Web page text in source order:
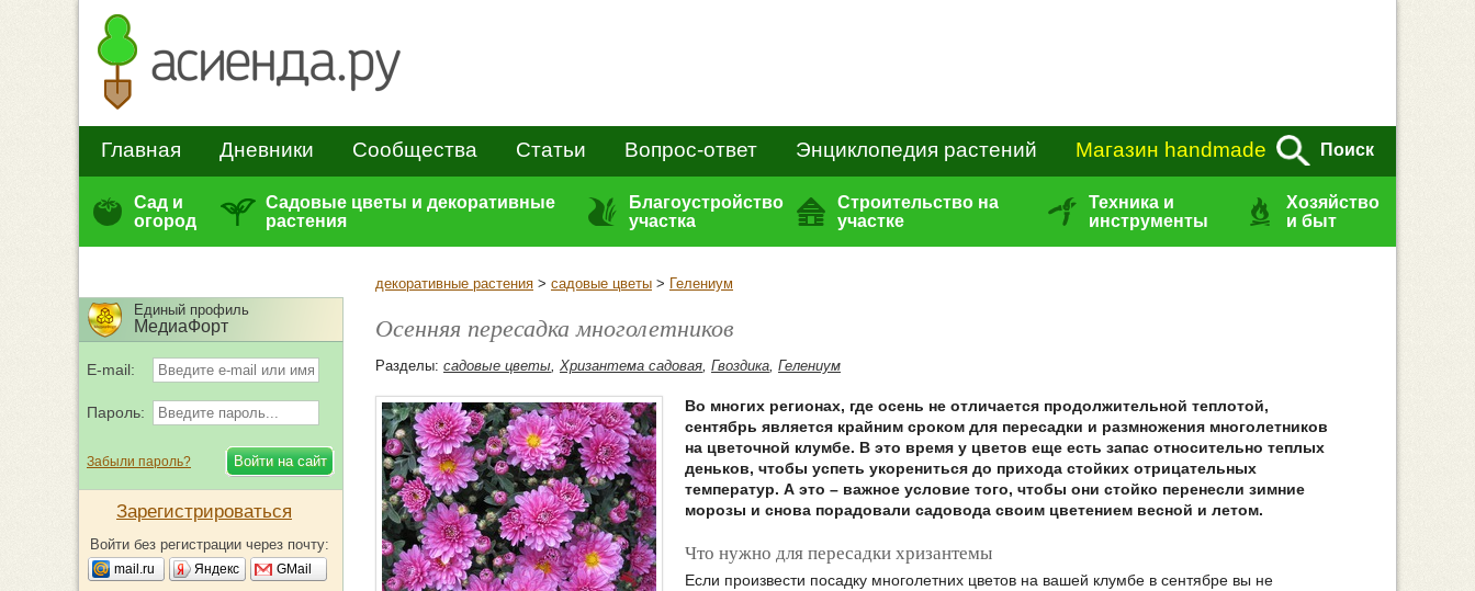
Главная Дневники Сообщества Статьи Вопрос-ответ Энциклопедия растений Магазин handmade Поиск
Сад и
огород
Садовые цветы и декоративные
растения
Благоустройство
участка
Строительство на
участке
Техника и
инструменты
Хозяйство
и быт
декоративные растения > садовые цветы > Гелениум
Осенняя пересадка многолетников
Разделы: садовые цветы, Хризантема садовая, Гвоздика, Гелениум
Во многих регионах, где осень не отличается продолжительной теплотой,
сентябрь является крайним сроком для пересадки и размножения многолетников
на цветочной клумбе. В это время у цветов еще есть запас относительно теплых
деньков, чтобы успеть укорениться до прихода стойких отрицательных
температур. А это – важное условие того, чтобы они стойко перенесли зимние
морозы и снова порадовали садовода своим цветением весной и летом.
Что нужно для пересадки хризантемы
Если произвести посадку многолетних цветов на вашей клумбе в сентябре вы не
Единый профиль
МедиаФорт
E-mail:
Пароль:
Забыли пароль?
Зарегистрироваться
Войти без регистрации через почту:
mail.ru Яндекс GMail